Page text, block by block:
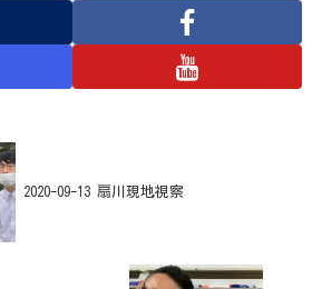
2020-09-13 扇川現地視察